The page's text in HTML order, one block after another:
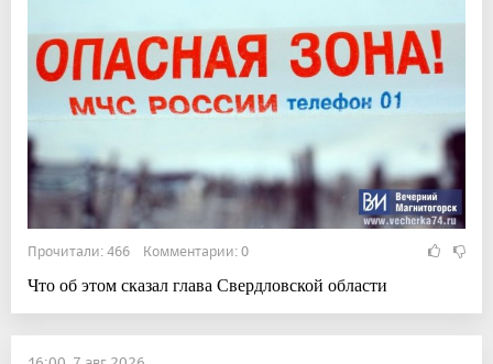
Прочитали: 466 Комментарии: 0
Что об этом сказал глава Свердловской области